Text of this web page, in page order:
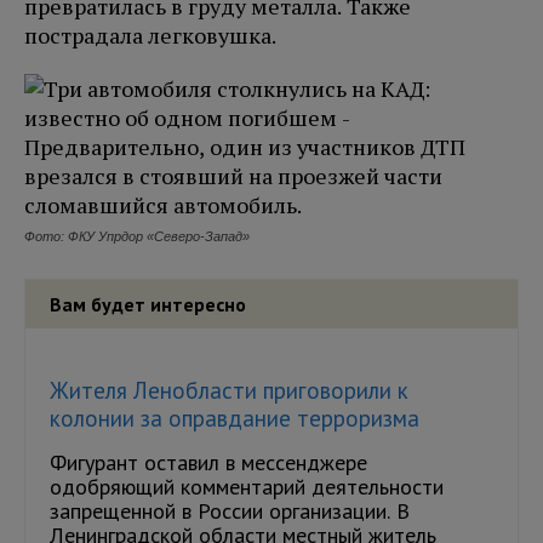
превратилась в груду металла. Также
пострадала легковушка.
Фото: ФКУ Упрдор «Северо-Запад»
Вам будет интересно
Жителя Ленобласти приговорили к
колонии за оправдание терроризма
Фигурант оставил в мессенджере
одобряющий комментарий деятельности
запрещенной в России организации. В
Ленинградской области местный житель